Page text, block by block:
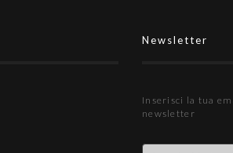
Newsletter
Inserisci la tua
newsletter